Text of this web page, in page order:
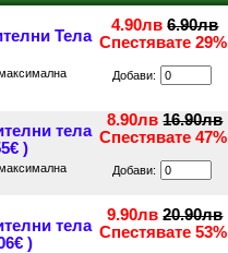
Тела
4.90лв 6.90лв
Спестявате 29%
Добави:
тела
)
8.90лв 16.90лв
Спестявате 47%
Добави:
тела
)
9.90лв 20.90лв
Спестявате 53%